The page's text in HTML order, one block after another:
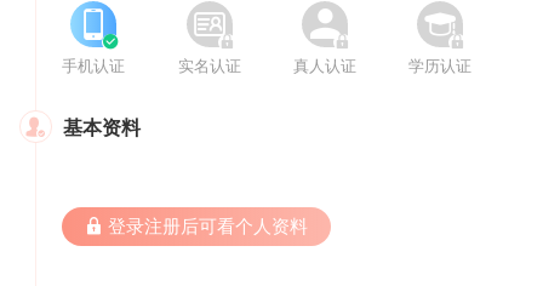

手机认证


实名认证


真人认证


学历认证
 基本资料
 登录注册后可看个人资料